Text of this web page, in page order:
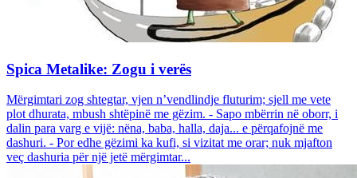
Spica Metalike: Zogu i verës
Mërgimtari zog shtegtar, vjen n’vendlindje fluturim; sjell me vete
plot dhurata, mbush shtëpinë me gëzim. - Sapo mbërrin në oborr, i
dalin para varg e vijë: nëna, baba, halla, daja... e përqafojnë me
dashuri. - Por edhe gëzimi ka kufi, si vizitat me orar; nuk mjafton
veç dashuria për një jetë mërgimtar...